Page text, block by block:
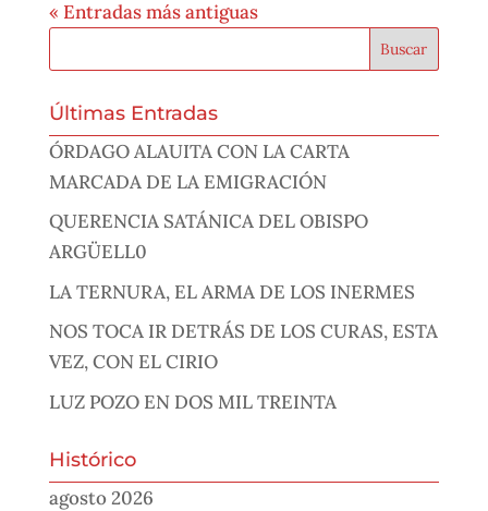
« Entradas más antiguas
Últimas Entradas
ÓRDAGO ALAUITA CON LA CARTA
MARCADA DE LA EMIGRACIÓN
QUERENCIA SATÁNICA DEL OBISPO
ARGÜELL0
LA TERNURA, EL ARMA DE LOS INERMES
NOS TOCA IR DETRÁS DE LOS CURAS, ESTA
VEZ, CON EL CIRIO
LUZ POZO EN DOS MIL TREINTA
Histórico
agosto 2026